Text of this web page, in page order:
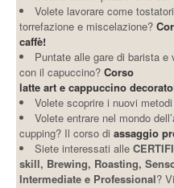
Volete lavorare come
torrefazione e miscelazione?
caffè!
Puntate alle gare di barista
con il capuccino?Corso
latte art e cappuccino
Volete scoprire i nuovi
Volete entrare nel mondo
cupping? Il corso diassaggio
Siete interessati alle
skill, Brewing, Roasting,
Intermediate e Professional?